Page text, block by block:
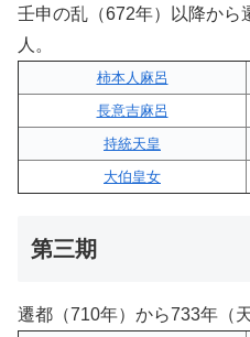
壬申の乱（672年）以降から
人。
柿本人麻呂
長意吉麻呂
持統天皇
大伯皇女
第三期
遷都（710年）から733年（